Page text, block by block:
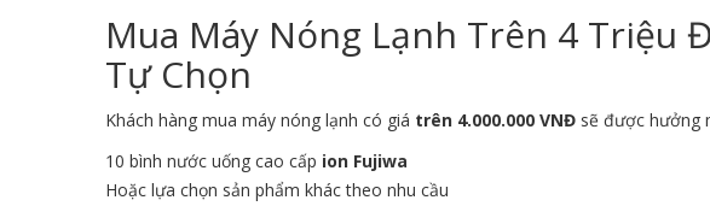
Mua Máy Nóng Lạnh Trên 4 Triệu
Tự Chọn
Khách hàng mua máy nóng lạnh có giá trên 4.000.000 VNĐ sẽ được hưởng
10 bình nước uống cao cấp ion Fujiwa
Hoặc lựa chọn sản phẩm khác theo nhu cầu